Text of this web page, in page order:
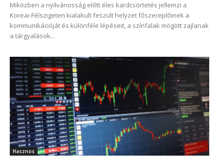
Miközben a nyilvánosság előtt éles kardcsörtetés jellemzi a
Koreai-Félszigeten kialakult feszült helyzet főszereplőinek a
kommunikációját és különféle lépéseit, a színfalak mögött zajlanak
a tárgyalások...
Hasznos